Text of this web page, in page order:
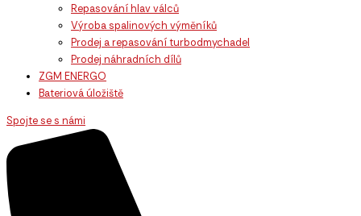
Repasování hlav válců
Výroba spalinových výměníků
Prodej a repasování turbodmychadel
Prodej náhradních dílů
ZGM ENERGO
Bateriová úložiště
Spojte se s námi